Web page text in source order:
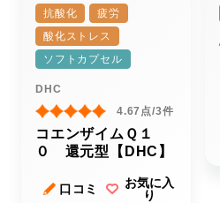
抗酸化
疲労
酸化ストレス
ソフトカプセル
DHC
4.67点/3件
コエンザイムＱ１
０ 還元型【DHC】
口コミ
お気に入
り